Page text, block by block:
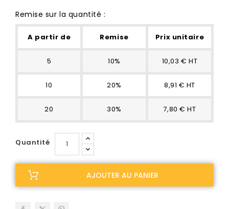
Remise sur la quantité :
A partir de Remise Prix unitaire
5 10% 10,03 € HT
10 20% 8,91 € HT
20 30% 7,80 € HT
Quantité
AJOUTER AU PANIER